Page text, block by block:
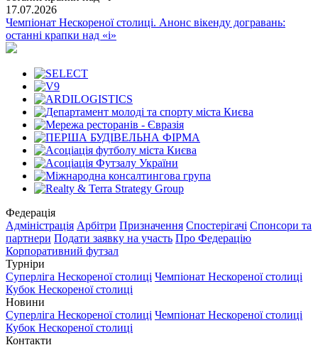
17.07.2026
Чемпіонат Нескореної столиці. Анонс вікенду догравань:
останні крапки над «і»
Федерація
Адміністрація Арбітри Призначення Спостерігачі Спонсори та
партнери Подати заявку на участь Про Федерацію
Корпоративний футзал
Турніри
Суперліга Нескореної столиці Чемпіонат Нескореної столиці
Кубок Нескореної столиці
Новини
Суперліга Нескореної столиці Чемпіонат Нескореної столиці
Кубок Нескореної столиці
Контакти